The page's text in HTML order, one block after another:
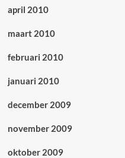
april 2010
maart 2010
februari 2010
januari 2010
december 2009
november 2009
oktober 2009